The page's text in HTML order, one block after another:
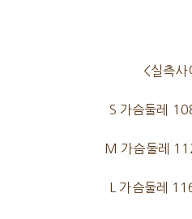
<실측사
S 가슴둘레
M 가슴둘레
L 가슴둘레